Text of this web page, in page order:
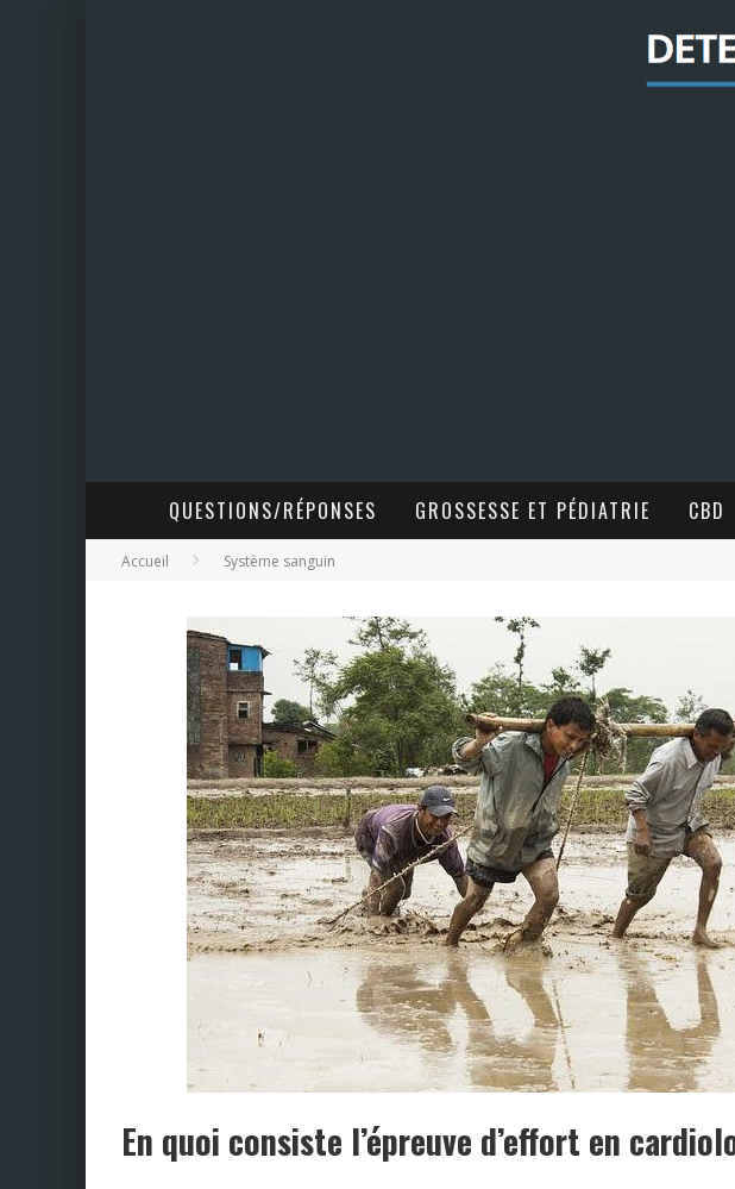
QUESTIONS/RÉPONSES GROSSESSE ET PÉDIATRIE CBD
Accueil Système sanguin
En quoi consiste l’épreuve d’effort en